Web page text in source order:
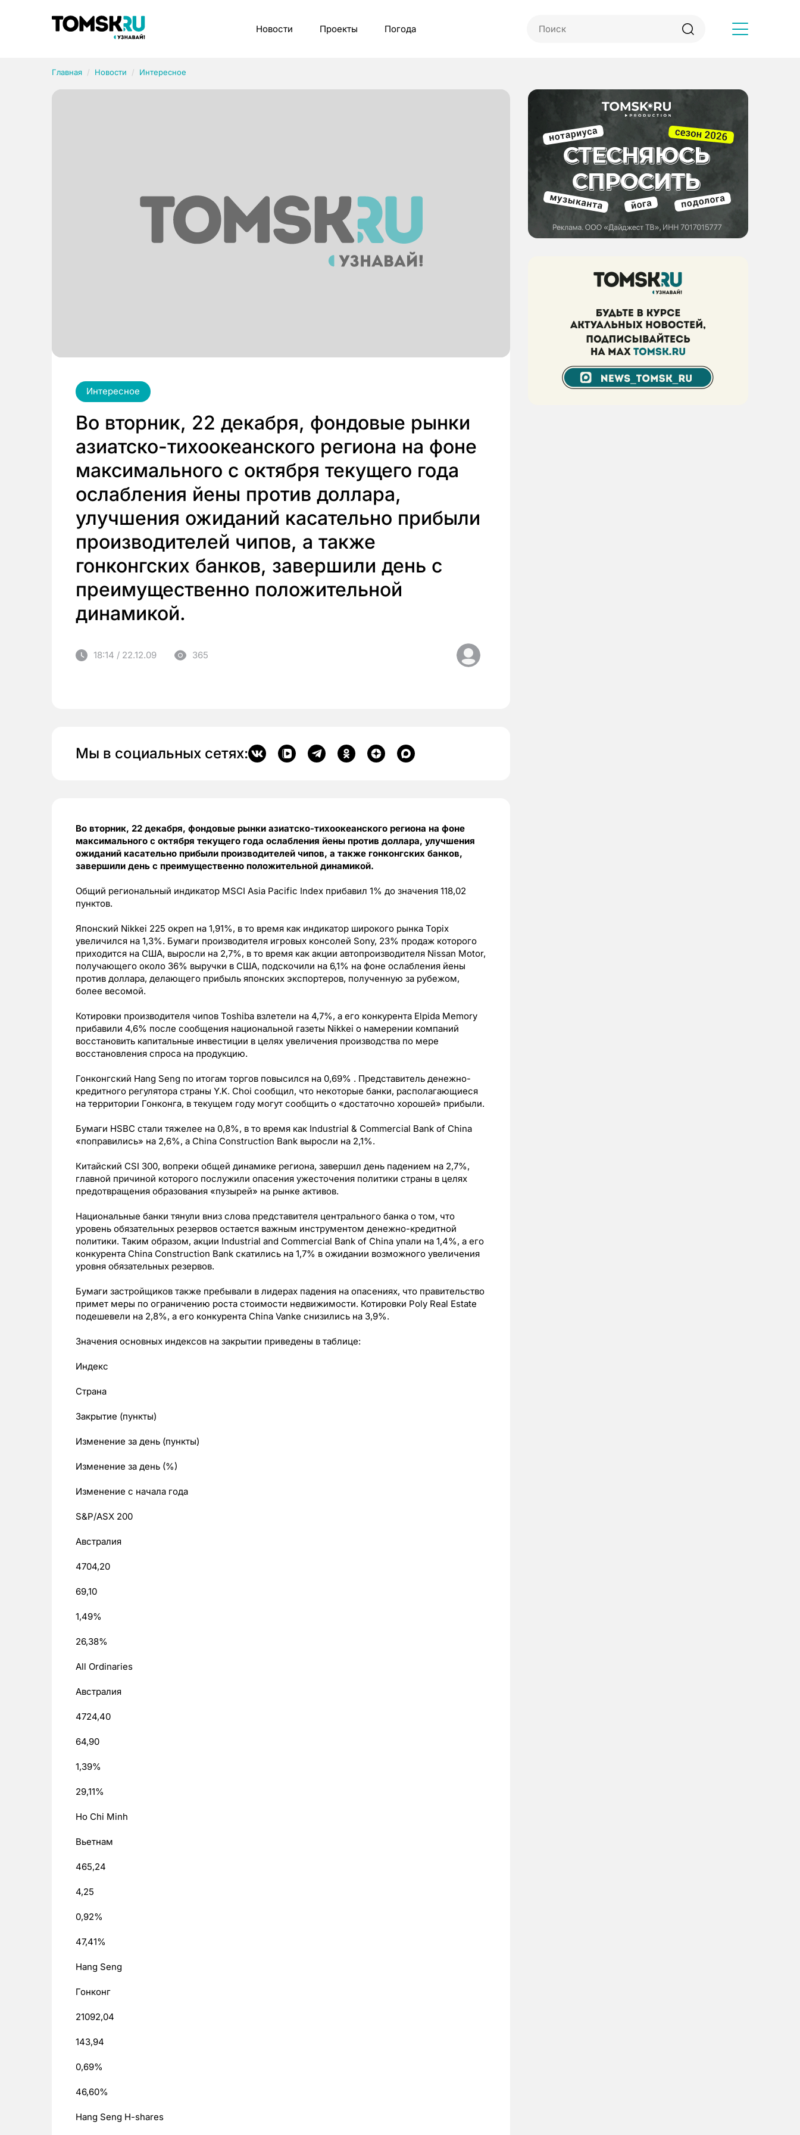
Новости Проекты Погода
Главная Новости Интересное
Интересное
Во вторник, 22 декабря, фондовые рынки
азиатско-тихоокеанского региона на фоне
максимального с октября текущего года
ослабления йены против доллара,
улучшения ожиданий касательно прибыли
производителей чипов, а также
гонконгских банков, завершили день с
преимущественно положительной
динамикой.
18:14 / 22.12.09 365
Мы в социальных сетях:
Во вторник, 22 декабря, фондовые рынки азиатско-тихоокеанского региона на фоне
максимального с октября текущего года ослабления йены против доллара, улучшения
ожиданий касательно прибыли производителей чипов, а также гонконгских банков,
завершили день с преимущественно положительной динамикой.
Общий региональный индикатор MSCI Asia Pacific Index прибавил 1% до значения 118,02
пунктов.
Японский Nikkei 225 окреп на 1,91%, в то время как индикатор широкого рынка Topix
увеличился на 1,3%. Бумаги производителя игровых консолей Sony, 23% продаж которого
приходится на США, выросли на 2,7%, в то время как акции автопроизводителя Nissan Motor,
получающего около 36% выручки в США, подскочили на 6,1% на фоне ослабления йены
против доллара, делающего прибыль японских экспортеров, полученную за рубежом,
более весомой.
Котировки производителя чипов Toshiba взлетели на 4,7%, а его конкурента Elpida Memory
прибавили 4,6% после сообщения национальной газеты Nikkei о намерении компаний
восстановить капитальные инвестиции в целях увеличения производства по мере
восстановления спроса на продукцию.
Гонконгский Hang Seng по итогам торгов повысился на 0,69% . Представитель денежно-
кредитного регулятора страны Y.K. Choi сообщил, что некоторые банки, располагающиеся
на территории Гонконга, в текущем году могут сообщить о «достаточно хорошей» прибыли.
Бумаги HSBC стали тяжелее на 0,8%, в то время как Industrial & Commercial Bank of China
«поправились» на 2,6%, а China Construction Bank выросли на 2,1%.
Китайский CSI 300, вопреки общей динамике региона, завершил день падением на 2,7%,
главной причиной которого послужили опасения ужесточения политики страны в целях
предотвращения образования «пузырей» на рынке активов.
Национальные банки тянули вниз слова представителя центрального банка о том, что
уровень обязательных резервов остается важным инструментом денежно-кредитной
политики. Таким образом, акции Industrial and Commercial Bank of China упали на 1,4%, а его
конкурента China Construction Bank скатились на 1,7% в ожидании возможного увеличения
уровня обязательных резервов.
Бумаги застройщиков также пребывали в лидерах падения на опасениях, что правительство
примет меры по ограничению роста стоимости недвижимости. Котировки Poly Real Estate
подешевели на 2,8%, а его конкурента China Vanke снизились на 3,9%.
Значения основных индексов на закрытии приведены в таблице:
Индекс
Страна
Закрытие (пункты)
Изменение за день (пункты)
Изменение за день (%)
Изменение с начала года
S&P/ASX 200
Австралия
4704,20
69,10
1,49%
26,38%
All Ordinaries
Австралия
4724,40
64,90
1,39%
29,11%
Ho Chi Minh
Вьетнам
465,24
4,25
0,92%
47,41%
Hang Seng
Гонконг
21092,04
143,94
0,69%
46,60%
Hang Seng H-shares
Рубрики